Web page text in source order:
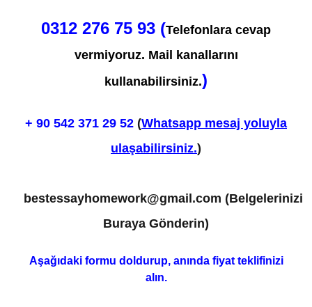
0312 276 75 93 (Telefonlara cevap
vermiyoruz. Mail kanallarını
kullanabilirsiniz.)
+ 90 542 371 29 52 (Whatsapp mesaj yoluyla
ulaşabilirsiniz.)
bestessayhomework@gmail.com (Belgelerinizi
Buraya Gönderin)
Aşağıdaki formu doldurup, anında fiyat teklifinizi
alın.